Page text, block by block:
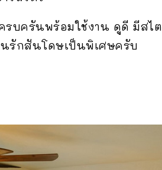
บครันพร้อมใช้งาน ดูดี มีสไ
รักสันโดษเป็นพิเศษครับ